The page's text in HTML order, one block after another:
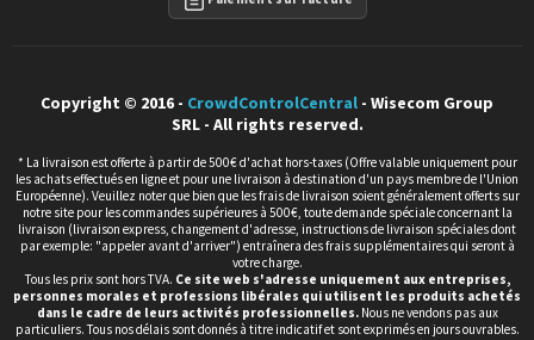
matériaux conducteurs ou dissipatifs conformes aux normes de
avec une sangle de 3 mètres et un support mural compact. Ce type
de balisage s'inscrit dans une démarche globale de conformité ISO
Délimitation d'espaces et sécurisation de zones
Pourdélimiter un espaceousécuriser une zonede manière
temporaire ou permanente, le choix du système dépend du niveau
de contrainte : simple guidage visuel, interdiction d'accès,
protection physique. Les poteaux à double sangle offrent une
barrière visuelle renforcée, adaptée aux zones de travaux ou aux
accès restreints. Les modèles magnétiques facilitent l'installation sur
Copyright © 2016 - CrowdControlCentral - Wisecom Group
SRL - All rights reserved.
* La livraison est offerte à partir de 500€ d'achat hors-taxes (Offre valable uniquement pour
les achats effectués en ligne et pour une livraison à destination d'un pays membre de l'Union
Européenne). Veuillez noter que bien que les frais de livraison soient généralement offerts sur
notre site pour les commandes supérieures à 500€, toute demande spéciale concernant la
livraison (livraison express, changement d'adresse, instructions de livraison spéciales dont
par exemple: "appeler avant d'arriver") entraînera des frais supplémentaires qui seront à
votre charge.
Tous les prix sont hors TVA. Ce site web s'adresse uniquement aux entreprises,
personnes morales et professions libérales qui utilisent les produits achetés
dans le cadre de leurs activités professionnelles.Nous ne vendons pas aux
particuliers. Tous nos délais sont donnés à titre indicatif et sont exprimés en jours ouvrables.